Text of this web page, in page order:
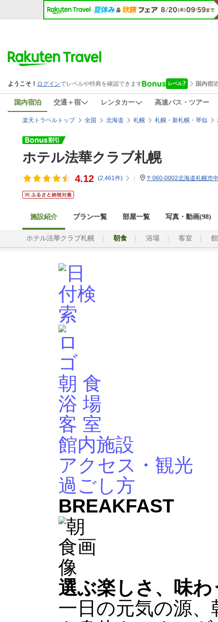
国内宿泊 交通＋宿 レンタカー 高速バス・ツアー
楽天トラベルトップ 全国 北海道 札幌 札幌・新札幌・琴似
ホテル法華クラブ札幌
4.12 (2,461件) 〒060-0002北海道札幌市
施設紹介 プラン一覧 部屋一覧 写真・動画(98)
ホテル法華クラブ札幌 朝食 浴場 客室
朝 食
浴 場
客 室
館内施設
アクセス・観光
過ごし方
BREAKFAST
選ぶ楽しさ、味わ
一日の元気の源